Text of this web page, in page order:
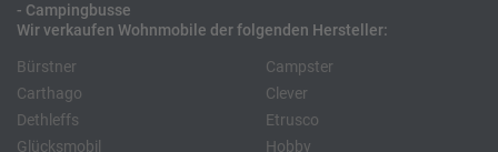
- Campingbusse
Wir verkaufen Wohnmobile der folgenden Hersteller:
Bürstner
Carthago
Dethleffs
Glücksmobil
Campster
Clever
Etrusco
Hobby